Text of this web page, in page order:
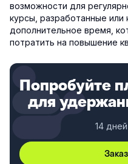
возможности для
курсы, разработанные или
дополнительное время,
потратить на повышение
Попробуйте
для
14